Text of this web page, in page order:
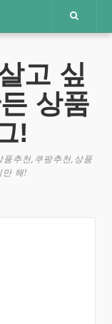
고 싶
상품
!
품추천,쿠팡추천,상품
만 해!